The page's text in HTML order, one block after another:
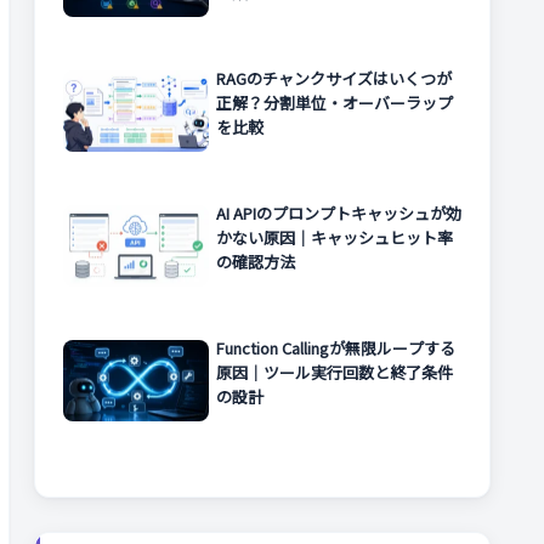
RAGのチャンクサイズはいくつが
正解？分割単位・オーバーラップ
を比較
AI APIのプロンプトキャッシュが効
かない原因｜キャッシュヒット率
の確認方法
Function Callingが無限ループする
原因｜ツール実行回数と終了条件
の設計